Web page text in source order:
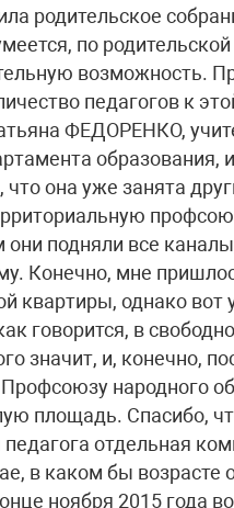
родительское
по
возможность.
педагогов к
ФЕДОРЕНКО,
образования,
что она уже занята
они подняли все
Конечно, мне
квартиры, однако вот
говорится, в
значит, и, конечно,
народного
площадь. Спасибо,
отдельная
в каком бы
ноября 2015 года